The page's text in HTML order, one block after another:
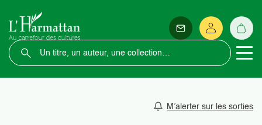
M’alerter sur les sorties